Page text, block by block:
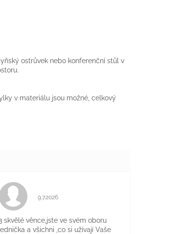
ostrůvek nebo konferenční stůl v
v materiálu jsou možné, celkový
Hodnocení obchodu je 5 z 5 hvězdiček.
9.7.2026
skvělé věnce,jste ve svém oboru
a všichni ,co si užívají Vaše